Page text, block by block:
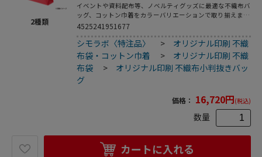
2種類
イベントや資料配布等、ノベルティグッズに最適な不織布バ
ッグ、コットン巾着をカラーバリエーションで取り揃えまし
た。片面シルク1色印刷、印刷領域は別途テンプレートでご
4525241951677
シモラボ〈特注品〉 > オリジナル印刷 不織
布袋・コットン巾着
> オリジナル印刷 不織
布袋
> オリジナル印刷 不織布小判抜きバッ
グ
価格： 16,720円(税込)
数量
カートに入れる